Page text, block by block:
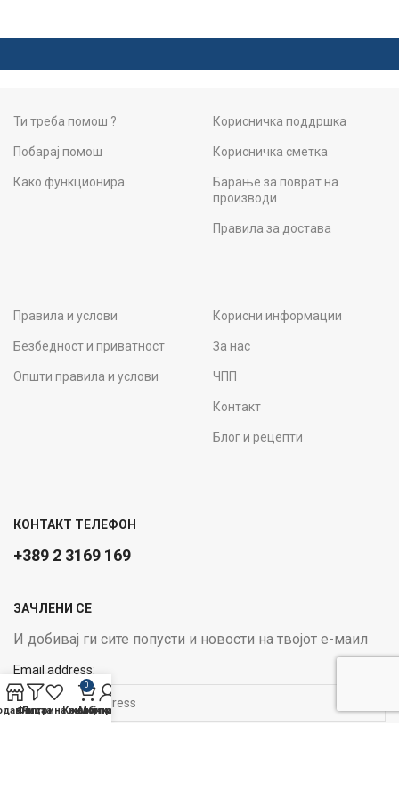
Ти треба помош ?
Побарај помош
Како функционира
Корисничка поддршка
Корисничка сметка
Барање за поврат на
производи
Правила за достава
Правила и услови
Безбедност и приватност
Општи правила и услови
Корисни информации
За нас
ЧПП
Контакт
Блог и рецепти
КОНТАКТ ТЕЛЕФОН
+389 2 3169 169
ЗАЧЛЕНИ СЕ
И добивај ги сите попусти и новости на твојот е-маил
Email address:
Филтри
Листа на желби
0
Кошничка
Мој профил